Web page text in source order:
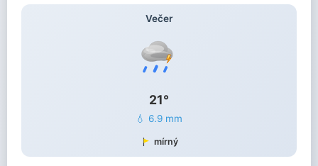
Večer
21°
💧 6.9 mm
mírný